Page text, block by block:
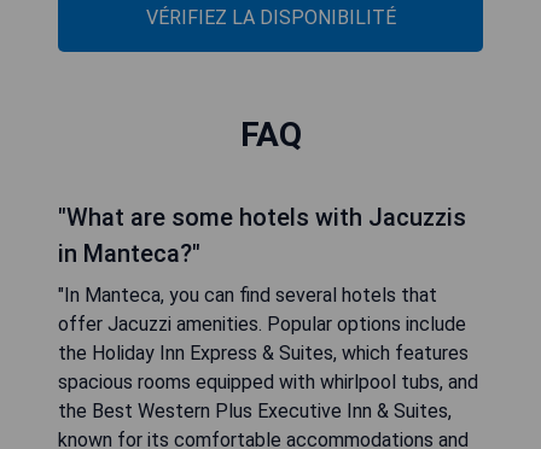
VÉRIFIEZ LA DISPONIBILITÉ
FAQ
"What are some hotels with Jacuzzis
in Manteca?"
"In Manteca, you can find several hotels that
offer Jacuzzi amenities. Popular options include
the Holiday Inn Express & Suites, which features
spacious rooms equipped with whirlpool tubs, and
the Best Western Plus Executive Inn & Suites,
known for its comfortable accommodations and